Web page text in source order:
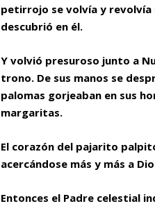
petirrojo se volvía y revolvía
descubrió en él.
Y volvió presuroso junto a
trono. De sus manos se
palomas gorjeaban en sus
margaritas.
El corazón del pajarito
acercándose más y más a
Entonces el Padre celestial